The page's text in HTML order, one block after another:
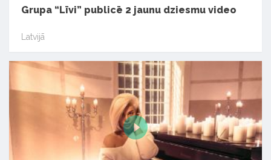
Grupa “Līvi” publicē 2 jaunu dziesmu video
Latvijā